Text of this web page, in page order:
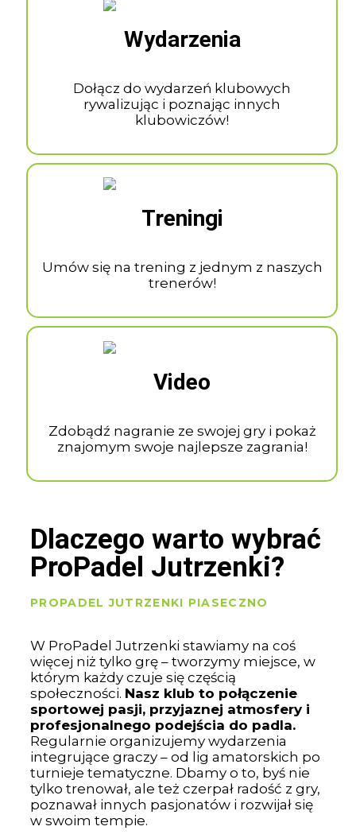
Wydarzenia
Dołącz do wydarzeń klubowych
rywalizując i poznając innych
klubowiczów!
Treningi
Umów się na trening z jednym z naszych
trenerów!
Video
Zdobądź nagranie ze swojej gry i pokaż
znajomym swoje najlepsze zagrania!
Dlaczego warto wybrać
ProPadel Jutrzenki?
PROPADEL JUTRZENKI PIASECZNO
W ProPadel Jutrzenki stawiamy na coś
więcej niż tylko grę – tworzymy miejsce, w
którym każdy czuje się częścią
społeczności. Nasz klub to połączenie
sportowej pasji, przyjaznej atmosfery i
profesjonalnego podejścia do padla.
Regularnie organizujemy wydarzenia
integrujące graczy – od lig amatorskich po
turnieje tematyczne. Dbamy o to, byś nie
tylko trenował, ale też czerpał radość z gry,
poznawał innych pasjonatów i rozwijał się
w swoim tempie.